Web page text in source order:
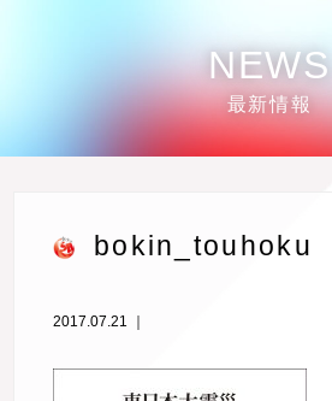
NEWS
最新情報
bokin_touhoku
2017.07.21 ｜